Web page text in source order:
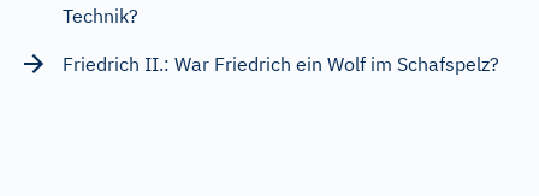
Technik?
Friedrich II.: War Friedrich ein Wolf im Schafspelz?